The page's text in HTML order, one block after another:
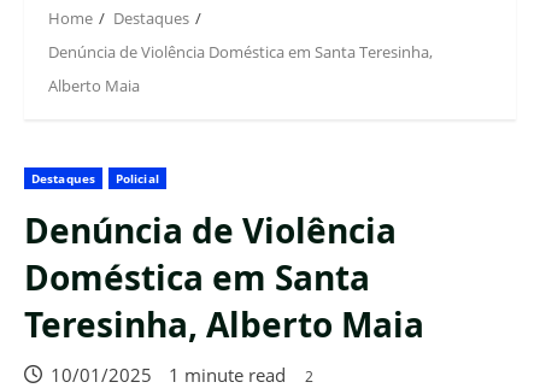
Home
Destaques
Denúncia de Violência Doméstica em Santa Teresinha,
Alberto Maia
Destaques Policial
Denúncia de Violência
Doméstica em Santa
Teresinha, Alberto Maia
10/01/2025 1 minute read 2